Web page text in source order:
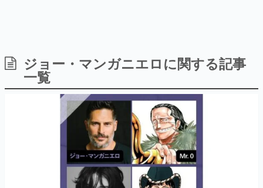
「経験値」「裏技」「ラスボス」… ゲームにまつわる言葉
の起源や用法の変遷を、コンピューター文化史研究家・タ
カテゴリ